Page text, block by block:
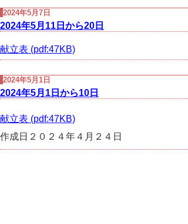
2024年5月7日
2024年5月11日から20日
献立表 (pdf:47KB)
2024年5月1日
2024年5月1日から10日
献立表 (pdf:47KB)
作成日２０２４年４月２４日